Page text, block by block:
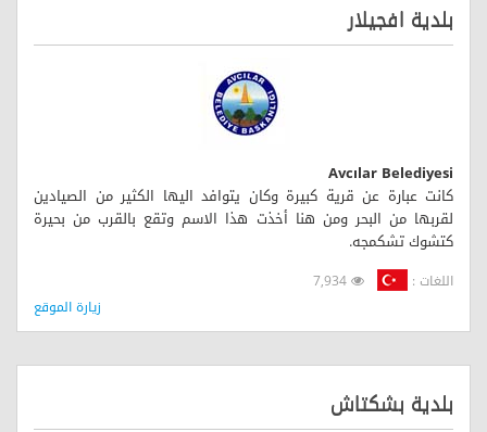
بلدية افجيلار
Avcılar Belediyesi
كانت عبارة عن قرية كبيرة وكان يتوافد اليها الكثير من الصيادين
لقربها من البحر ومن هنا أخذت هذا الاسم وتقع بالقرب من بحيرة
كتشوك تشكمجه.
اللغات :
زيارة الموقع
بلدية بشكتاش